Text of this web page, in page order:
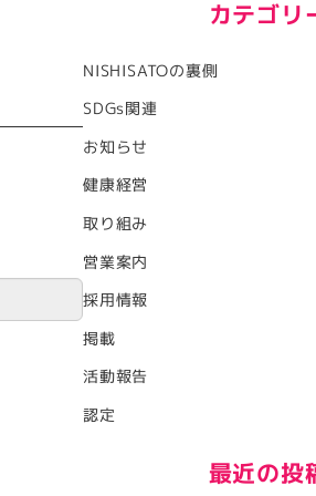
カテゴリ
NISHISATOの裏側
SDGs関連
お知らせ
健康経営
取り組み
営業案内
採用情報
掲載
活動報告
認定
最近の投